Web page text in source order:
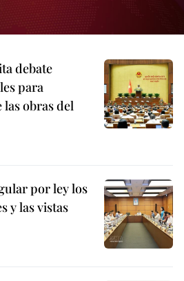
debate
para
obras del
por ley los
y las vistas